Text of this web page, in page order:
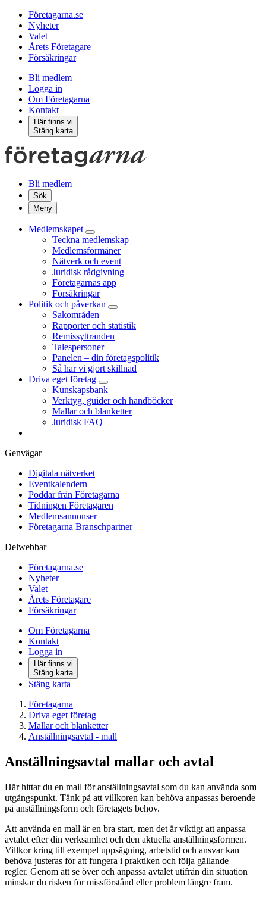
Företagarna.se
Nyheter
Valet
Årets Företagare
Försäkringar
Bli medlem
Logga in
Om Företagarna
Kontakt
Här finns vi
Stäng karta
Bli medlem
Sök
Meny
Medlemskapet
Teckna medlemskap
Medlemsförmåner
Nätverk och event
Juridisk rådgivning
Företagarnas app
Försäkringar
Politik och påverkan
Sakområden
Rapporter och statistik
Remissyttranden
Talespersoner
Panelen – din företagspolitik
Så har vi gjort skillnad
Driva eget företag
Kunskapsbank
Verktyg, guider och handböcker
Mallar och blanketter
Juridisk FAQ
Genvägar
Digitala nätverket
Eventkalendern
Poddar från Företagarna
Tidningen Företagaren
Medlemsannonser
Företagarna Branschpartner
Delwebbar
Företagarna.se
Nyheter
Valet
Årets Företagare
Försäkringar
Om Företagarna
Kontakt
Logga in
Här finns vi
Stäng karta
Stäng karta
Företagarna
Driva eget företag
Mallar och blanketter
Anställningsavtal - mall
Anställningsavtal mallar och avtal
Här hittar du en mall för anställningsavtal som du kan använda som
utgångspunkt. Tänk på att villkoren kan behöva anpassas beroende
på anställningsform och företagets behov.
Att använda en mall är en bra start, men det är viktigt att anpassa
avtalet efter din verksamhet och den aktuella anställningsformen.
Villkor kring till exempel uppsägning, arbetstid och ansvar kan
behöva justeras för att fungera i praktiken och följa gällande
regler. Genom att se över och anpassa avtalet utifrån din situation
minskar du risken för missförstånd eller problem längre fram.